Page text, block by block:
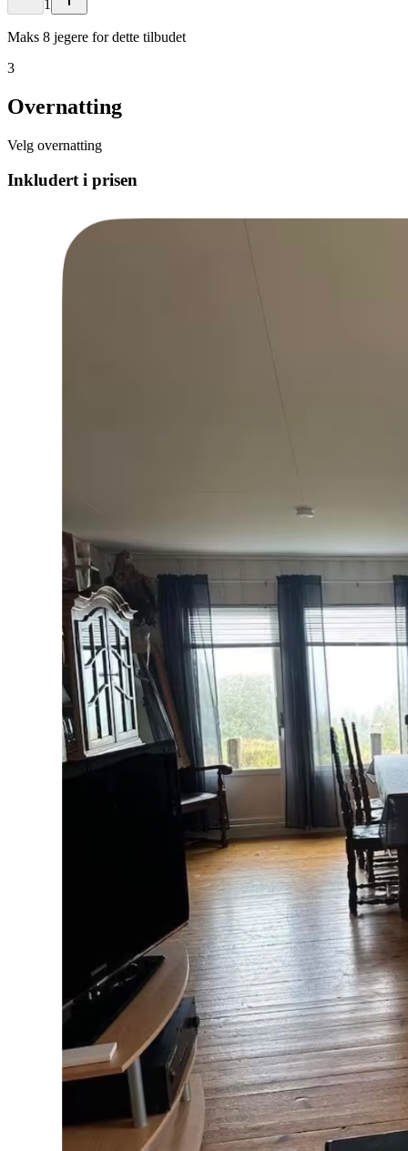
1
Maks 8 jegere for dette tilbudet
3
Overnatting
Velg overnatting
Inkludert i prisen